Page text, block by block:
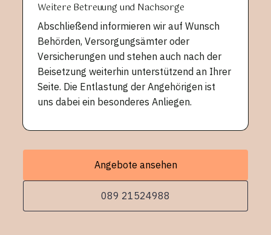
Weitere Betreuung und Nachsorge
Abschließend informieren wir auf Wunsch
Behörden, Versorgungsämter oder
Versicherungen und stehen auch nach der
Beisetzung weiterhin unterstützend an Ihrer
Seite. Die Entlastung der Angehörigen ist
uns dabei ein besonderes Anliegen.
Angebote ansehen
089 21524988